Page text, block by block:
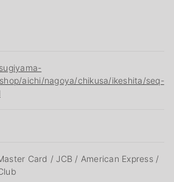
aichi/nagoya/chikusa/ikeshita/seq-
Card / JCB / American Express /